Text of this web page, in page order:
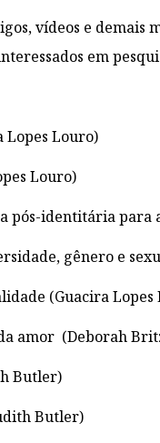
vídeos e demais
em
Lopes Louro)
Louro)
pós-identitária para
gênero e
(Guacira Lopes
amor (Deborah
Butler)
Butler)